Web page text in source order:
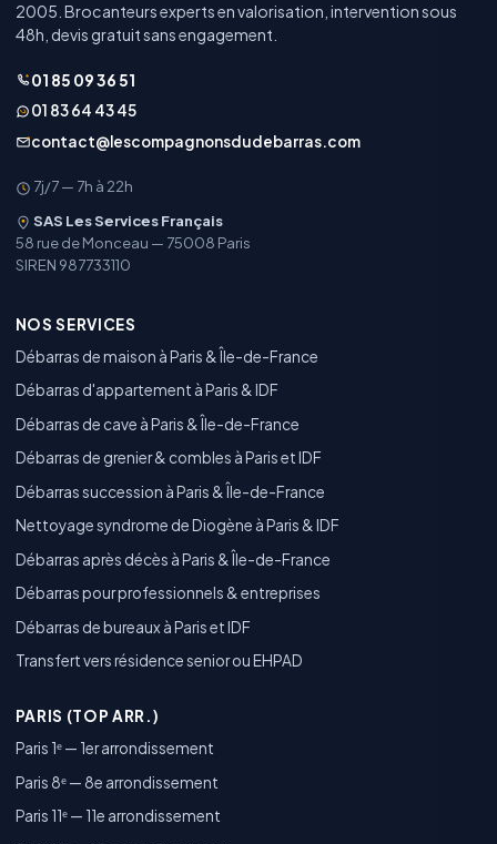
2005. Brocanteurs experts en valorisation, intervention sous
48h, devis gratuit sans engagement.
01 85 09 36 51
01 83 64 43 45
contact@lescompagnonsdudebarras.com
7j/7 — 7h à 22h
SAS Les Services Français
58 rue de Monceau — 75008 Paris
SIREN 987733110
NOS SERVICES
Débarras de maison à Paris & Île-de-France
Débarras d'appartement à Paris & IDF
Débarras de cave à Paris & Île-de-France
Débarras de grenier & combles à Paris et IDF
Débarras succession à Paris & Île-de-France
Nettoyage syndrome de Diogène à Paris & IDF
Débarras après décès à Paris & Île-de-France
Débarras pour professionnels & entreprises
Débarras de bureaux à Paris et IDF
Transfert vers résidence senior ou EHPAD
PARIS (TOP ARR.)
Paris 1ᵉ — 1er arrondissement
Paris 8ᵉ — 8e arrondissement
Paris 11ᵉ — 11e arrondissement